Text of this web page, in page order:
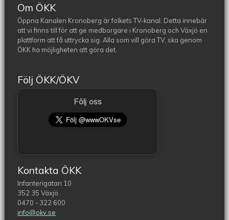
Om ÖKK
Öppna Kanalen Kronoberg är folkets TV-kanal. Detta innebär
att vi finns till för att ge medborgare i Kronoberg och Växjö en
plattform att få uttrycka sig. Alla som vill göra TV, ska genom
ÖKK ha möjligheten att göra det.
Följ ÖKK/ÖKV
Följ oss
Kontakta ÖKK
Infanterigatan 10
352 35 Växjö
0470 - 322 600
info@okv.se